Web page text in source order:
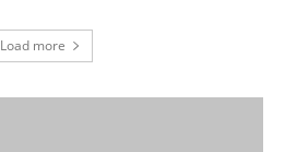
Load more